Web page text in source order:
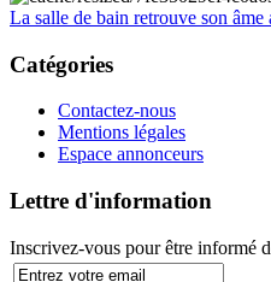
La salle de bain retrouve son
Catégories
Contactez-nous
Mentions légales
Espace annonceurs
Lettre d'information
Inscrivez-vous pour être informé